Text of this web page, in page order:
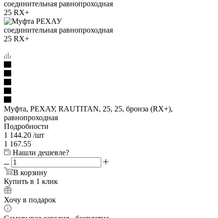
Муфта, РЕХАУ, RAUTITAN, 25, 25, бронза (RX+),
равнопроходная
Подробности
1 144.20 /шт
1 167.55
Нашли дешевле?
В корзину
Купить в 1 клик
Хочу в подарок